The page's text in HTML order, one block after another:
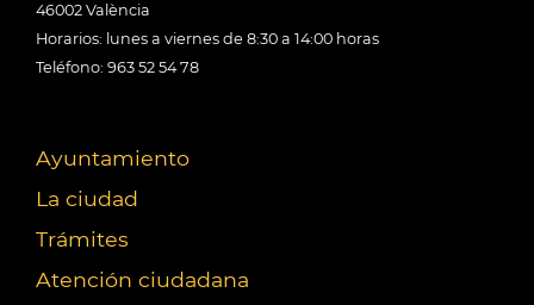
46002 València
Horarios: lunes a viernes de 8:30 a 14:00 horas
Teléfono: 963 52 54 78
Ayuntamiento
La ciudad
Trámites
Atención ciudadana